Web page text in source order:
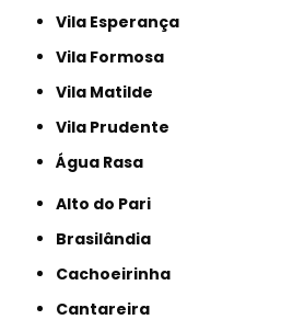
Vila Esperança
Vila Formosa
Vila Matilde
Vila Prudente
Água Rasa
Alto do Pari
Brasilândia
Cachoeirinha
Cantareira